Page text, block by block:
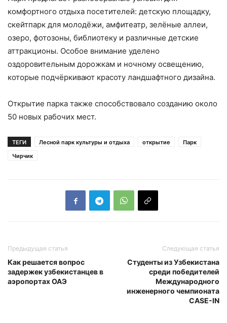
комфортного отдыха посетителей: детскую площадку,
скейтпарк для молодёжи, амфитеатр, зелёные аллеи,
озеро, фотозоны, библиотеку и различные детские
аттракционы. Особое внимание уделено
оздоровительным дорожкам и ночному освещению,
которые подчёркивают красоту ландшафтного дизайна.
Открытие парка также способствовало созданию около
50 новых рабочих мест.
ТЕГИ Лесной парк культуры и отдыха открытие
Парк
Чирчик
Предыдущая статья
Как решается вопрос
задержек узбекистанцев в
аэропортах ОАЭ
Следующая статья
Студенты из Узбекистана
среди победителей
Международного
инженерного чемпионата
CASE-IN